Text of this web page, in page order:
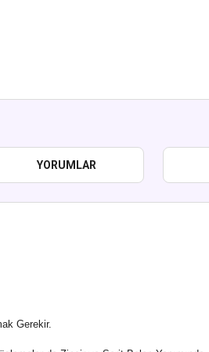
YORUMLAR
Gerekir.